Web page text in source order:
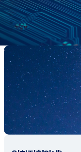
과학기술이
당신의 미래는?
대국민 설문조사